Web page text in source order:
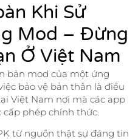
Khi Sử
Mod – Đừng
Ở Việt Nam
bản mod của một ứng
bảo vệ bản thân là điều
Việt Nam nơi mà các app
phép chính thức.
từ nguồn thật sự đáng tin